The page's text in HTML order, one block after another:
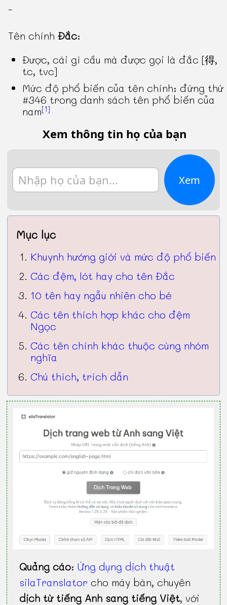
-
Tên chínhĐắc:
Được, cái gì cầu mà được gọi là đắc [得,
tc, tvc]
Mức độ phổ biến của tên chính: đứng thứ
#346 trong danh sách tên phổ biến của
nam[1]
Xem thông tin họ của bạn
Xem
Mục lục
Khuynh hướng giới và mức độ phổ biến
Các đệm, lót hay cho tên Đắc
10 tên hay ngẫu nhiên cho bé
Các tên thích hợp khác cho đệm
Ngọc
Các tên chính khác thuộc cùng nhóm
nghĩa
Chú thích, trích dẫn
Quảng cáo:Ứng dụng dịch thuật
silaTranslator cho máy bàn, chuyên
dịch từ tiếng Anh sang tiếng Việt, với